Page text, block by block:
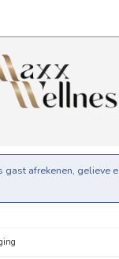
gast afrekenen, gelieve